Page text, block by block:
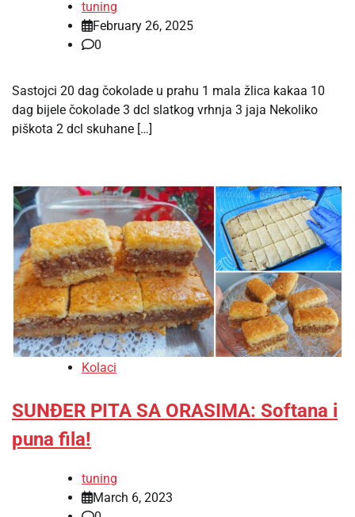
tuning
February 26, 2025
0
Sastojci 20 dag čokolade u prahu 1 mala žlica kakaa 10
dag bijele čokolade 3 dcl slatkog vrhnja 3 jaja Nekoliko
piškota 2 dcl skuhane […]
Kolaci
SUNĐER PITA SA ORASIMA: Softana i
puna fila!
tuning
March 6, 2023